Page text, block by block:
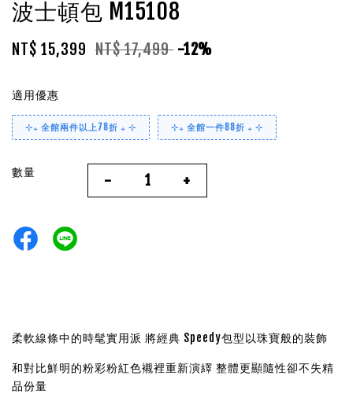
波士頓包 M15108
NT$ 15,399 NT$ 17,499 -12%
適用優惠
⊹₊ 全館兩件以上78折 ₊ ⊹ ⊹₊ 全館一件88折 ₊ ⊹
數量 - +
柔軟線條中的時髦實用派 將經典 Speedy包型以珠寶般的裝飾
和對比鮮明的粉彩粉紅色襯裡重新演繹 整體更顯隨性卻不失精
品份量